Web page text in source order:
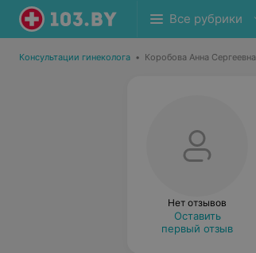
Все рубрики
Консультации гинеколога • Коробова Анна Сергеевна
Нет отзывов
Оставить
первый отзыв